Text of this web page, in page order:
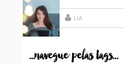
LIA
...navegue pelas tags...